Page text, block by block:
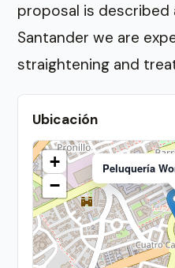
proposal is described
Santander we are
straightening and
Ubicación
Peluquería
+
−